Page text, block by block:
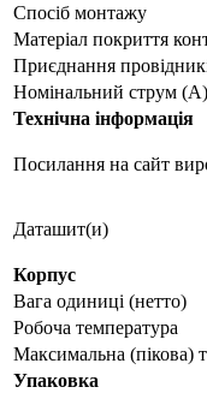
Спосіб монтажу
Матеріал покриття
Приєднання
Номінальний струм (А)
Технічна інформація
Посилання на сайт
Даташит(и)
Корпус
Вага одиниці (нетто)
Робоча температура
Максимальна (пікова)
Упаковка